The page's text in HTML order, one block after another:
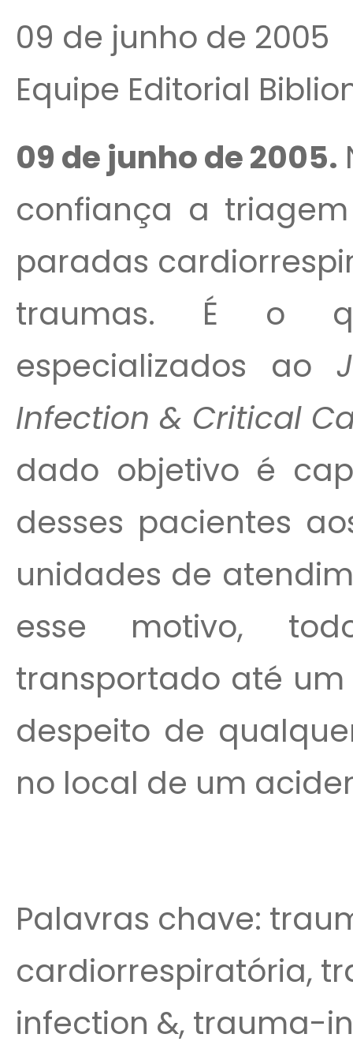
09 de junho de 2005
Equipe Editorial
09 de junho de 2005.
confiança a
paradas
traumas. É o
especializados ao
Infection & Critical
dado objetivo é
desses pacientes
unidades de
esse motivo,
transportado até
despeito de
no local de um
Palavras chave:
cardiorrespiratória,
infection &, trauma-